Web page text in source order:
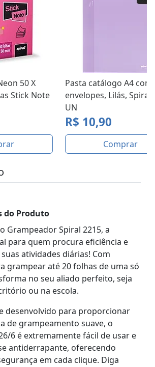
50 X
Stick Note
Pasta catálogo A4 com
envelopes, Lilás, Spiral
UN
R$ 10,90
Comprar
do Produto
Grampeador Spiral 2215, a
para quem procura eficiência e
atividades diárias! Com
grampear até 20 folhas de uma só
no seu aliado perfeito, seja
ou na escola.
desenvolvido para proporcionar
de grampeamento suave, o
6 é extremamente fácil de usar e
antiderrapante, oferecendo
em cada clique. Diga